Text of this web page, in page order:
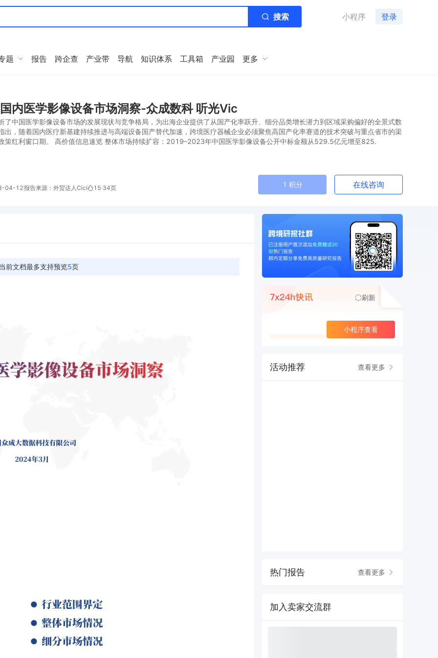
搜索 小程序 登录
题 报告 跨企查 产业带 导航 知识体系 工具箱 产业园 更多
内医学影像设备市场洞察-众成数科 听光Vic
了中国医学影像设备市场的发展现状与竞争格局，为出海企业提供了从国产化率跃升、细分品类增长潜力到区域采购偏好的全景式数
出，随着国内医疗新基建持续推进与高端设备国产替代加速，跨境医疗器械企业必须聚焦高国产化率赛道的技术突破与重点省市的渠
策红利窗口期。 高价值信息速览 整体市场持续扩容：2019–2023年中国医学影像设备公开中标金额从529.5亿元增至825.
04-12报告来源：外贸达人Cici 15·34页 在线咨询
1 积分
前文档最多支持预览5页
刷新
小程序查看
活动推荐 查看更多
热门报告 查看更多
加入卖家交流群